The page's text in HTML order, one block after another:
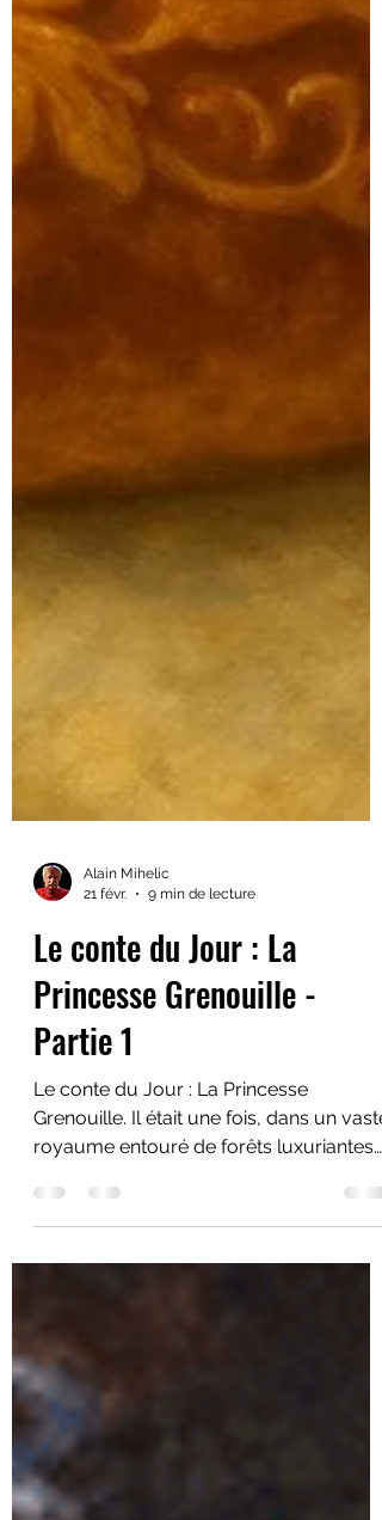
Alain Mihelic
21 févr.
9 min de lecture
Le conte du Jour : La
Princesse Grenouille -
Partie 1
Le conte du Jour : La Princesse
Grenouille. Il était une fois, dans un vaste